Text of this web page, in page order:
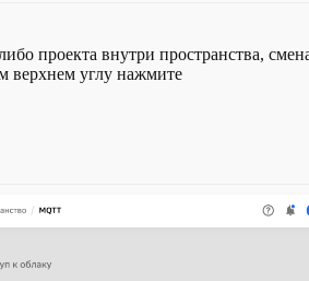
проекта внутри пространства,
верхнем углу нажмите